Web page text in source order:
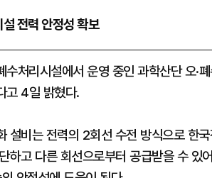
전력 안정성 확보
수처리시설에서 운영 중인 과학산단 오·
고 4일 밝혔다.
설비는 전력의 2회선 수전 방식으로 한
하고 다른 회선으로부터 공급받을 수 있